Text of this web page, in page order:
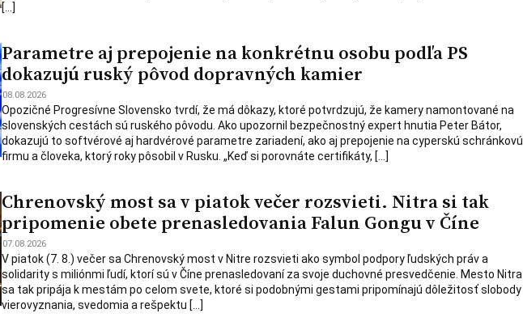
[…]
Parametre aj prepojenie na konkrétnu osobu podľa PS
dokazujú ruský pôvod dopravných kamier
08.08.2026
Opozičné Progresívne Slovensko tvrdí, že má dôkazy, ktoré potvrdzujú, že kamery namontované na
slovenských cestách sú ruského pôvodu. Ako upozornil bezpečnostný expert hnutia Peter Bátor,
dokazujú to softvérové aj hardvérové parametre zariadení, ako aj prepojenie na cyperskú schránkovú
firmu a človeka, ktorý roky pôsobil v Rusku. „Keď si porovnáte certifikáty, […]
Chrenovský most sa v piatok večer rozsvieti. Nitra si tak
pripomenie obete prenasledovania Falun Gongu v Číne
07.08.2026
V piatok (7. 8.) večer sa Chrenovský most v Nitre rozsvieti ako symbol podpory ľudských práv a
solidarity s miliónmi ľudí, ktorí sú v Číne prenasledovaní za svoje duchovné presvedčenie. Mesto Nitra
sa tak pripája k mestám po celom svete, ktoré si podobnými gestami pripomínajú dôležitosť slobody
vierovyznania, svedomia a rešpektu […]